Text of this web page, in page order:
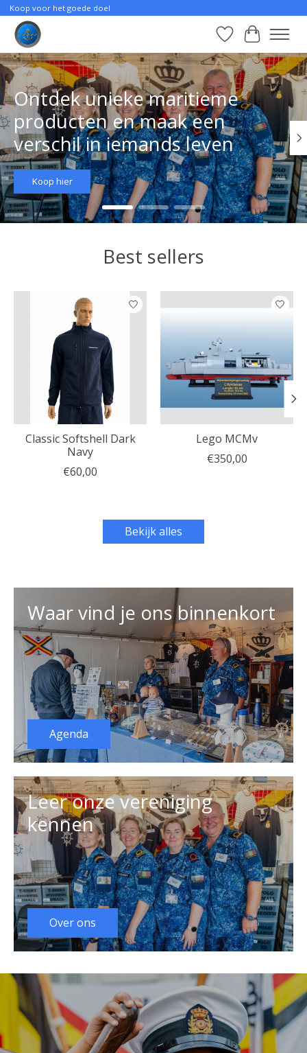
Koop voor het goede doel
Verlanglijst
Hero slideshow items
Ontdek unieke maritieme
producten en maak een
verschil in iemands leven
Koop hier
Best sellers
Items van productcarrousel
Classic Softshell Dark
Navy
€60,00
Lego MCMv
€350,00
Bekijk alles
Waar vind je ons binnenkort
Agenda
Leer onze vereniging
kennen
Over ons